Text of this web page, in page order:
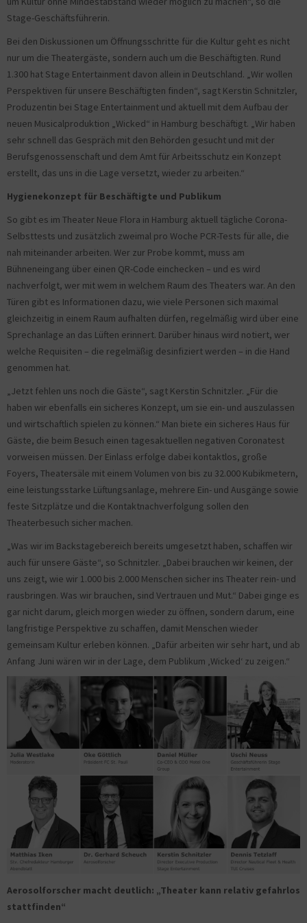
Stage-Geschäftsführerin.
Bei den Diskussionen um Öffnungsschritte für die Kultur geht es nicht
nur um die Theatergäste, sondern auch um die Beschäftigten. Rund
1.300 hat Stage Entertainment davon allein in Deutschland. „Wir wollen
Perspektiven für unsere Beschäftigten finden“, sagt Kerstin Schnitzler,
Produzentin bei Stage Entertainment und aktuell mit dem Aufbau der
neuen Musicalproduktion „Wicked“ in Hamburg beschäftigt. „Wir haben
sehr schnell das Gespräch mit den Behörden gesucht und mit der
Berufsgenossenschaft und dem Amt für Arbeitsschutz ein Konzept
erstellt, das uns in die Lage versetzt, wieder zu arbeiten.“
Hygienekonzept für Beschäftigte und Publikum
So gibt es im Theater Neue Flora in Hamburg aktuell tägliche Corona-
Selbsttests und zusätzlich zweimal pro Woche PCR-Tests für alle, die
nah miteinander arbeiten. Wer zur Probe kommt, muss am
Bühneneingang über einen QR-Code einchecken – und es wird
nachverfolgt, wer mit wem in welchem Raum des Theaters war. An den
Türen gibt es Informationen dazu, wie viele Personen sich maximal
gleichzeitig in einem Raum aufhalten dürfen, regelmäßig wird über eine
Sprechanlage an das Lüften erinnert. Darüber hinaus wird notiert, wer
welche Requisiten – die regelmäßig desinfiziert werden – in die Hand
genommen hat.
„Jetzt fehlen uns noch die Gäste“, sagt Kerstin Schnitzler. „Für die
haben wir ebenfalls ein sicheres Konzept, um sie ein- und auszulassen
und wirtschaftlich spielen zu können.“ Man biete ein sicheres Haus für
Gäste, die beim Besuch einen tagesaktuellen negativen Coronatest
vorweisen müssen. Der Einlass erfolge dabei kontaktlos, große
Foyers, Theatersäle mit einem Volumen von bis zu 32.000 Kubikmetern,
eine leistungsstarke Lüftungsanlage, mehrere Ein- und Ausgänge sowie
feste Sitzplätze und die Kontaktnachverfolgung sollen den
Theaterbesuch sicher machen.
„Was wir im Backstagebereich bereits umgesetzt haben, schaffen wir
auch für unsere Gäste“, so Schnitzler. „Dabei brauchen wir keinen, der
uns zeigt, wie wir 1.000 bis 2.000 Menschen sicher ins Theater rein- und
rausbringen. Was wir brauchen, sind Vertrauen und Mut.“ Dabei ginge es
gar nicht darum, gleich morgen wieder zu öffnen, sondern darum, eine
langfristige Perspektive zu schaffen, damit Menschen wieder
gemeinsam Kultur erleben können. „Dafür arbeiten wir sehr hart, und ab
Anfang Juni wären wir in der Lage, dem Publikum ‚Wicked‘ zu zeigen.“
Aerosolforscher macht deutlich: „Theater kann relativ gefahrlos
stattfinden“